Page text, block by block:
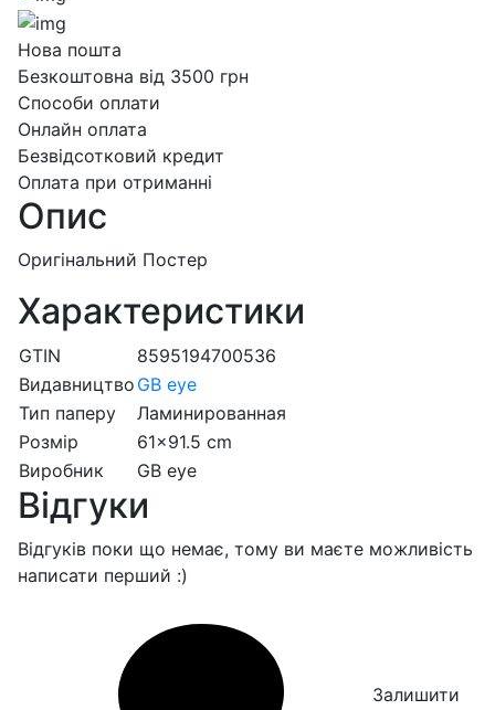
Нова пошта
Безкоштовна від 3500 грн
Способи оплати
Онлайн оплата
Безвідсотковий кредит
Оплата при отриманні
Опис
Оригінальний Постер
Характеристики
GTIN
8595194700536
Видавництво GB eye
Тип паперу
Ламинированная
Розмір
61x91.5 cm
Виробник
GB eye
Відгуки
Відгуків поки що немає, тому ви маєте можливість
написати перший :)
Залишити